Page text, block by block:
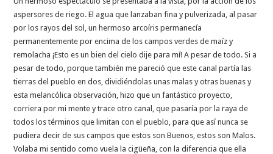
aspersores de riego. El agua que lanzaban fina y pulverizada, al pasar
por los rayos del sol, un hermoso arcoíris permanecía
permanentemente por encima de los campos verdes de maíz y
remolacha ¡Esto es un bien del cielo dije para mí! A pesar de todo. Si a
pesar de todo, porque también me pareció que este canal partía las
tierras del pueblo en dos, dividiéndolas unas malas y otras buenas y
esta melancólica observación, hizo que un fantástico proyecto,
corriera por mi mente y trace otro canal, que pasaría por la raya de
todos los términos que limitan con el pueblo, para que así nunca se
pudiera decir de sus campos que estos son Buenos, estos son Malos.
Volaba mi sentido como vuela la cigüeña, con la diferencia que ella